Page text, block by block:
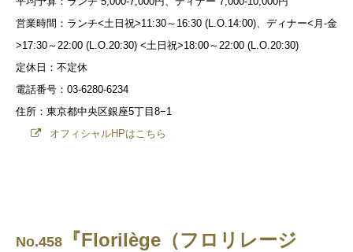
営業時間：ランチ<土日祝>11:30～16:30 (L.O.14:00)、ディナー<月-金
>17:30～22:00 (L.O.20:30) <土日祝>18:00～22:00 (L.O.20:30)
定休日：不定休
電話番号：03-6280-6234
住所：東京都中央区銀座5丁目8−1
オフィシャルHPはこちら
No.458
『Florilège（フロリレージ